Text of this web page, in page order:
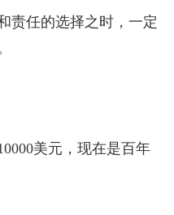
责任的选择之时，一定
美元，现在是百年